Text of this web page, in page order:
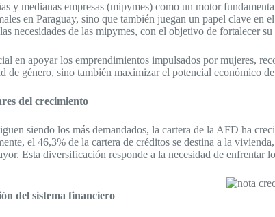
y medianas empresas (mipymes) como un motor
en Paraguay, sino que también juegan un papel clave
necesidades de las mipymes, con el objetivo de fortalecer
en apoyar los emprendimientos impulsados por mujeres,
de género, sino también maximizar el potencial económico
del crecimiento
siendo los más demandados, la cartera de la AFD ha
el 46,3% de la cartera de créditos se destina a la
Esta diversificación responde a la necesidad de
del sistema financiero